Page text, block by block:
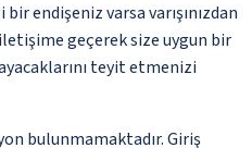
endişeniz varsa varışınızdan
geçerek size uygun bir
teyit etmenizi
bulunmamaktadır. Giriş